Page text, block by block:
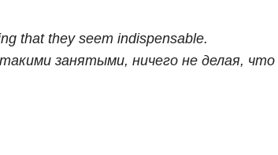
that they seem indispensable.
занятыми, ничего не делая, что